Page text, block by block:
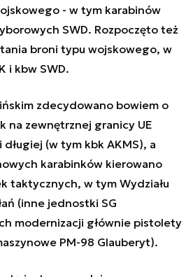
- w tym karabinów
SWD. Rozpoczęto też
broni typu wojskowego, w
i kbw SWD.
zdecydowano bowiem o
na zewnętrznej granicy UE
(w tym kbk AKMS), a
karabinków kierowano
taktycznych, w tym Wydziału
(inne jednostki SG
modernizacji głównie pistolety
PM-98 Glauberyt).